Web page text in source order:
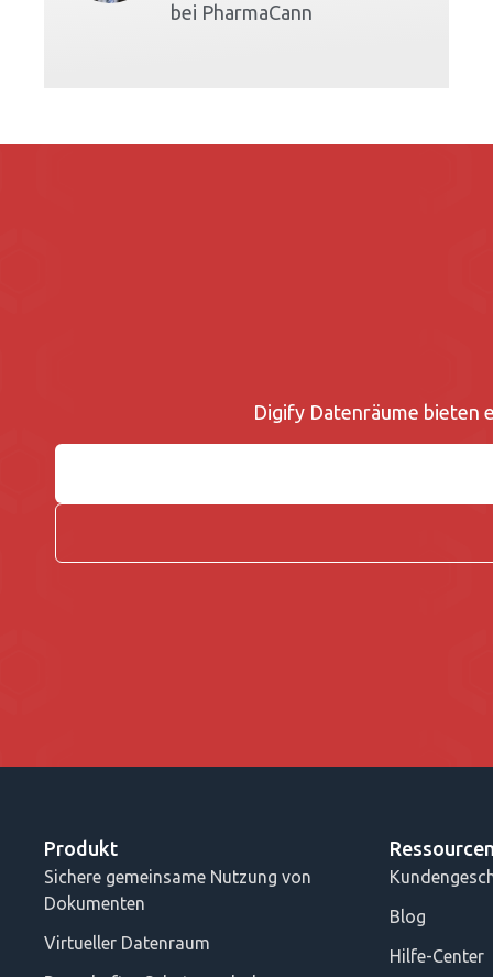
bei PharmaCann
Digify Datenräume bieten
Produkt
Sichere gemeinsame Nutzung von
Dokumenten
Virtueller Datenraum
Blog
Hilfe-Center